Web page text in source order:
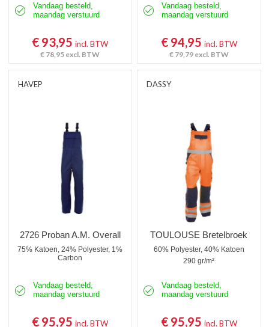
Vandaag besteld,
maandag verstuurd
€ 93,95incl. BTW
€ 78,95 excl. BTW
Vandaag besteld,
maandag verstuurd
€ 94,95 incl. BTW
€ 79,79 excl. BTW
HAVEP
2726 Proban A.M. Overall
75% Katoen, 24% Polyester, 1%
Carbon
Vandaag besteld,
maandag verstuurd
€ 95,95incl. BTW
DASSY
TOULOUSE Bretelbroek
60% Polyester, 40% Katoen
290 gr/m²
Vandaag besteld,
maandag verstuurd
€ 95,95 incl. BTW